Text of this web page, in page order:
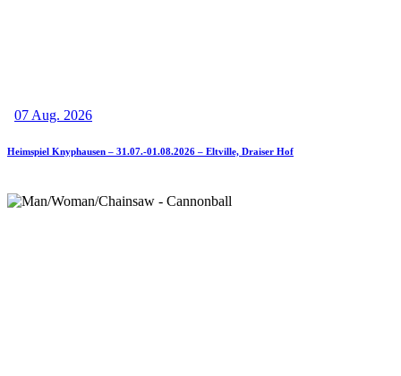
07 Aug. 2026
Heimspiel Knyphausen – 31.07.-01.08.2026 – Eltville, Draiser Hof